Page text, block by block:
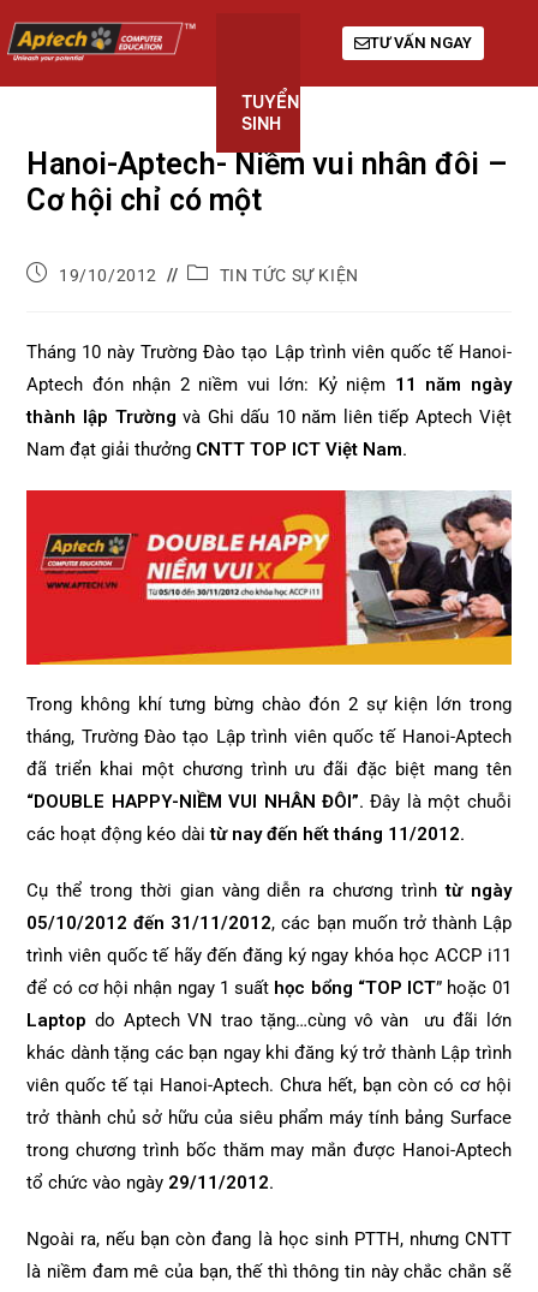
TUYỂN
SINH
TƯ VẤN NGAY
Hanoi-Aptech- Niềm vui nhân đôi –
Cơ hội chỉ có một
19/10/2012 TIN TỨC SỰ KIỆN
Tháng 10 này Trường Đào tạo Lập trình viên quốc tế Hanoi-
Aptech đón nhận 2 niềm vui lớn: Kỷ niệm 11 năm ngày
thành lập Trường và Ghi dấu 10 năm liên tiếp Aptech Việt
Nam đạt giải thưởng CNTT TOP ICT Việt Nam.
Trong không khí tưng bừng chào đón 2 sự kiện lớn trong
tháng, Trường Đào tạo Lập trình viên quốc tế Hanoi-Aptech
đã triển khai một chương trình ưu đãi đặc biệt mang tên
“DOUBLE HAPPY-NIỀM VUI NHÂN ĐÔI”.Đây là một chuỗi
các hoạt động kéo dài từ nay đến hết tháng 11/2012.
Cụ thể trong thời gian vàng diễn ra chương trìnhtừ ngày
05/10/2012 đến 31/11/2012, các bạn muốn trở thành Lập
trình viên quốc tế hãy đến đăng ký ngay khóa học ACCP i11
để có cơ hội nhận ngay 1 suất học bổng “TOP ICT” hoặc 01
Laptop do Aptech VN trao tặng…cùng vô vàn ưu đãi lớn
khác dành tặng các bạn ngay khi đăng ký trở thành Lập trình
viên quốc tế tại Hanoi-Aptech. Chưa hết, bạn còn có cơ hội
trở thành chủ sở hữu của siêu phẩm máy tính bảng Surface
trong chương trình bốc thăm may mắn được Hanoi-Aptech
tổ chức vào ngày 29/11/2012.
Ngoài ra, nếu bạn còn đang là học sinh PTTH, nhưng CNTT
là niềm đam mê của bạn, thế thì thông tin này chắc chắn sẽ